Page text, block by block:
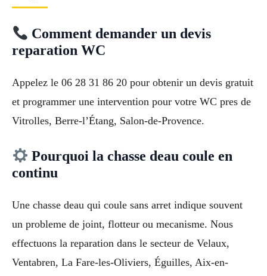
Comment demander un devis
reparation WC
Appelez le 06 28 31 86 20 pour obtenir un devis gratuit
et programmer une intervention pour votre WC pres de
Vitrolles, Berre-l’Étang, Salon-de-Provence.
Pourquoi la chasse deau coule en
continu
Une chasse deau qui coule sans arret indique souvent
un probleme de joint, flotteur ou mecanisme. Nous
effectuons la reparation dans le secteur de Velaux,
Ventabren, La Fare-les-Oliviers, Éguilles, Aix-en-